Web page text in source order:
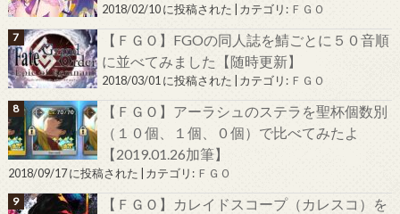
2018/02/10 に投稿された カテゴリ: ＦＧＯ
【ＦＧＯ】FGOの同人誌を鯖ごとに５０音順
に並べてみました【随時更新】
2018/03/01 に投稿された カテゴリ: ＦＧＯ
【ＦＧＯ】アーラシュのステラを聖杯個数別
（１０個、１個、０個）で比べてみたよ
【2019.01.26加筆】
2018/09/17 に投稿された カテゴリ: ＦＧＯ
【ＦＧＯ】カレイドスコープ（カレスコ）を